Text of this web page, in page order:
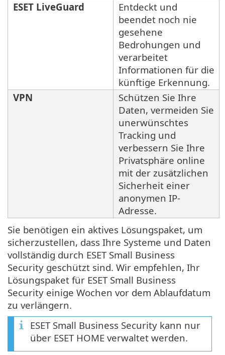
ESET LiveGuard
Entdeckt und
beendet noch nie
gesehene
Bedrohungen und
verarbeitet
Informationen für die
künftige Erkennung.
VPN
Schützen Sie Ihre
Daten, vermeiden Sie
unerwünschtes
Tracking und
verbessern Sie Ihre
Privatsphäre online
mit der zusätzlichen
Sicherheit einer
anonymen IP-
Adresse.
Sie benötigen ein aktives Lösungspaket, um
sicherzustellen, dass Ihre Systeme und Daten
vollständig durch ESET Small Business
Security geschützt sind. Wir empfehlen, Ihr
Lösungspaket für ESET Small Business
Security einige Wochen vor dem Ablaufdatum
zu verlängern.
ESET Small Business Security kann nur
über ESET HOME verwaltet werden.